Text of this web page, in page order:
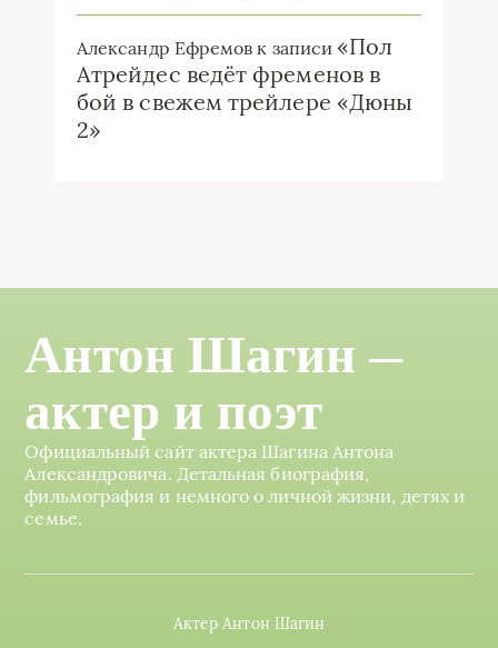
Александр Ефремов к записи«Пол
Атрейдес ведёт фременов в
бой в свежем трейлере «Дюны
2»
Антон Шагин —
актер и поэт
Официальный сайт актера Шагина Антона
Александровича. Детальная биография,
фильмография и немного о личной жизни, детях и
семье.
Актер Антон Шагин